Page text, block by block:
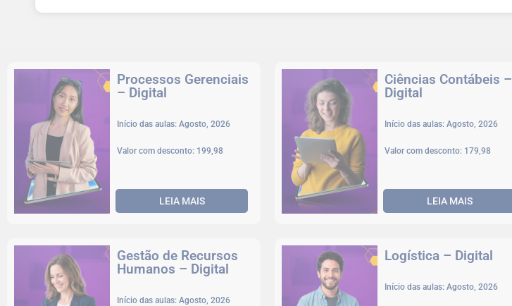
Processos Gerenciais
– Digital
Início das aulas: Agosto, 2026
Valor com desconto: 199,98
LEIA MAIS
Ciências Contábeis –
Digital
Início das aulas: Agosto, 2026
Valor com desconto: 179,98
LEIA MAIS
Gestão de Recursos
Humanos – Digital
Início das aulas: Agosto, 2026
Logística – Digital
Início das aulas: Agosto, 2026